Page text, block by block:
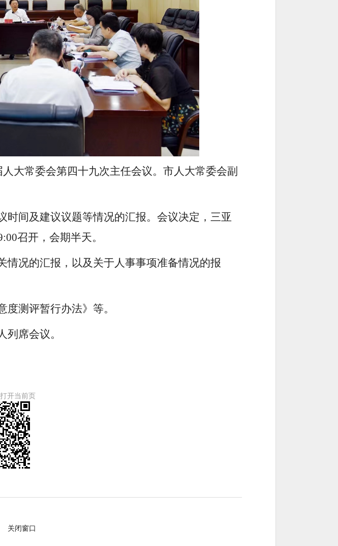
大常委会第四十九次主任会议。市人大常委会副
间及建议议题等情况的汇报。会议决定，三亚
召开，会期半天。
况的汇报，以及关于人事事项准备情况的报
测评暂行办法》等。
席会议。
开当前页
关闭窗口